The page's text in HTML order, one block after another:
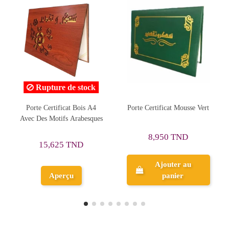
Porte Certificat Mousse Vert
Ajouter au
panier
Porte Certificat Doré
11,353 TND
Ajouter au
panier